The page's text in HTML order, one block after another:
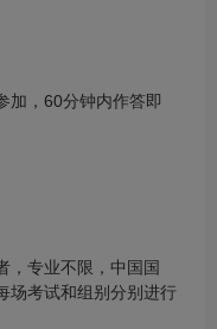
加，60分钟内作答即
，专业不限，中国国
场考试和组别分别进行